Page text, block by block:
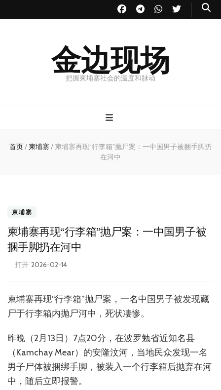
金边现场
把握柬埔寨社会的温度和脉动
首页/ 柬埔寨 / 柬埔寨再现“行李箱”抛尸案：一中国男子被捆手脚扔
在河中
柬埔寨
柬埔寨再现“行李箱”抛尸案：一中国男子被
捆手脚扔在河中
打开 2026-02-14
柬埔寨再现“行李箱”抛尸案，一名中国男子被发现藏
尸于行李箱内抛尸河中，死状凄惨。
昨晚（2月13日）7点20分，在波罗勉省近知名县
（Kamchay Mear）的安隆汶河，当地民众发现一名
男子尸体被捆绑手脚，被装入一个行李箱后抛弃在河
中，随后立即报警。